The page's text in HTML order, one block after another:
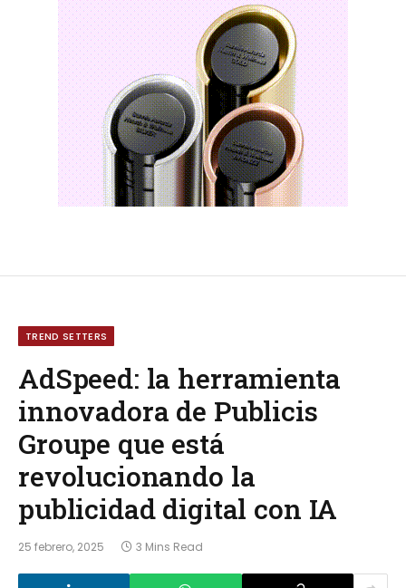
TREND SETTERS
AdSpeed: la herramienta
innovadora de Publicis
Groupe que está
revolucionando la
publicidad digital con IA
25 febrero, 2025 3 Mins Read